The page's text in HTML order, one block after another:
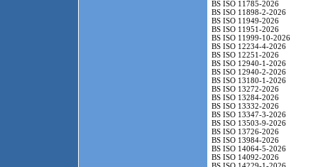
BS ISO 11785-2026
BS ISO 11898-2-2026
BS ISO 11949-2026
BS ISO 11951-2026
BS ISO 11999-10-2026
BS ISO 12234-4-2026
BS ISO 12251-2026
BS ISO 12940-1-2026
BS ISO 12940-2-2026
BS ISO 13180-1-2026
BS ISO 13272-2026
BS ISO 13284-2026
BS ISO 13332-2026
BS ISO 13347-3-2026
BS ISO 13503-9-2026
BS ISO 13726-2026
BS ISO 13984-2026
BS ISO 14064-5-2026
BS ISO 14092-2026